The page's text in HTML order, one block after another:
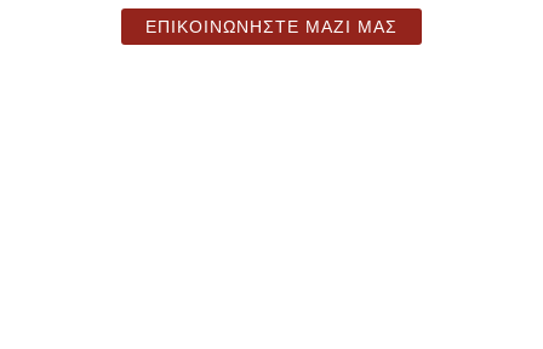
ΕΠΙΚΟΙΝΩΝΗΣΤΕ ΜΑΖΙ ΜΑΣ